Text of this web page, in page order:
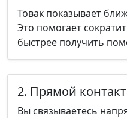
Товак показывает
Это помогает
быстрее получить
2. Прямой
Вы связываетесь